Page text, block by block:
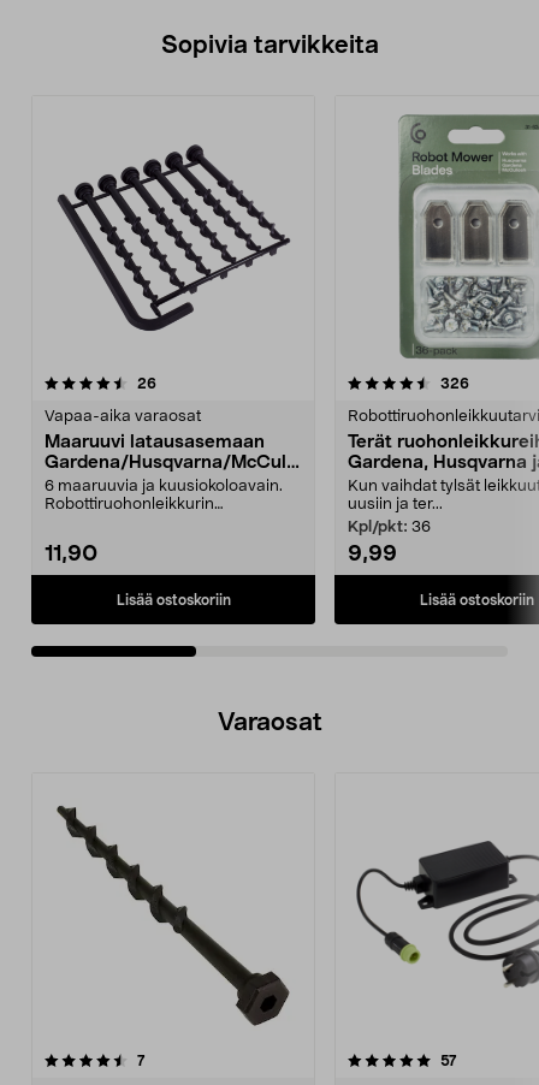
Sopivia tarvikkeita
26arvostelut
Vapaa-aika varaosat
Maaruuvi latausasemaan
Gardena/Husqvarna/McCullo
ch
6 maaruuvia ja kuusiokoloavain.
Robottiruohonleikkurin
11,90
Lisää ostoskoriin
4.5viidestä
326arvostelut
Terät
Gardena, Husqvarna
McCulloch
Kun vaihdat tylsät
uusiin ja ter...
Kpl/pkt: 36
9,99
Lisää ostoskoriin
4.5viidestä
Varaosat
7arvostelut
5.0viidestä
57arvostelut